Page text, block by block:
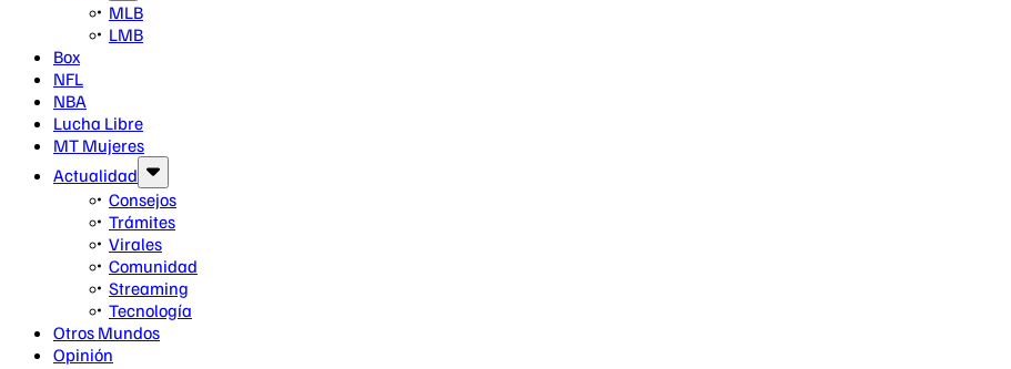
MLB
LMB
Box
NFL
NBA
Lucha Libre
MT Mujeres
Actualidad
Consejos
Trámites
Virales
Comunidad
Streaming
Tecnología
Otros Mundos
Opinión